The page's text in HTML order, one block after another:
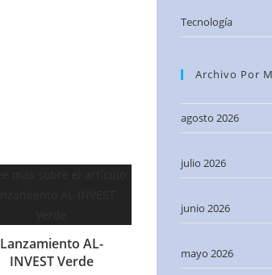
Lanzamiento AL-
INVEST Verde
Tecnología
Archivo Por
agosto 2026
julio 2026
junio 2026
mayo 2026